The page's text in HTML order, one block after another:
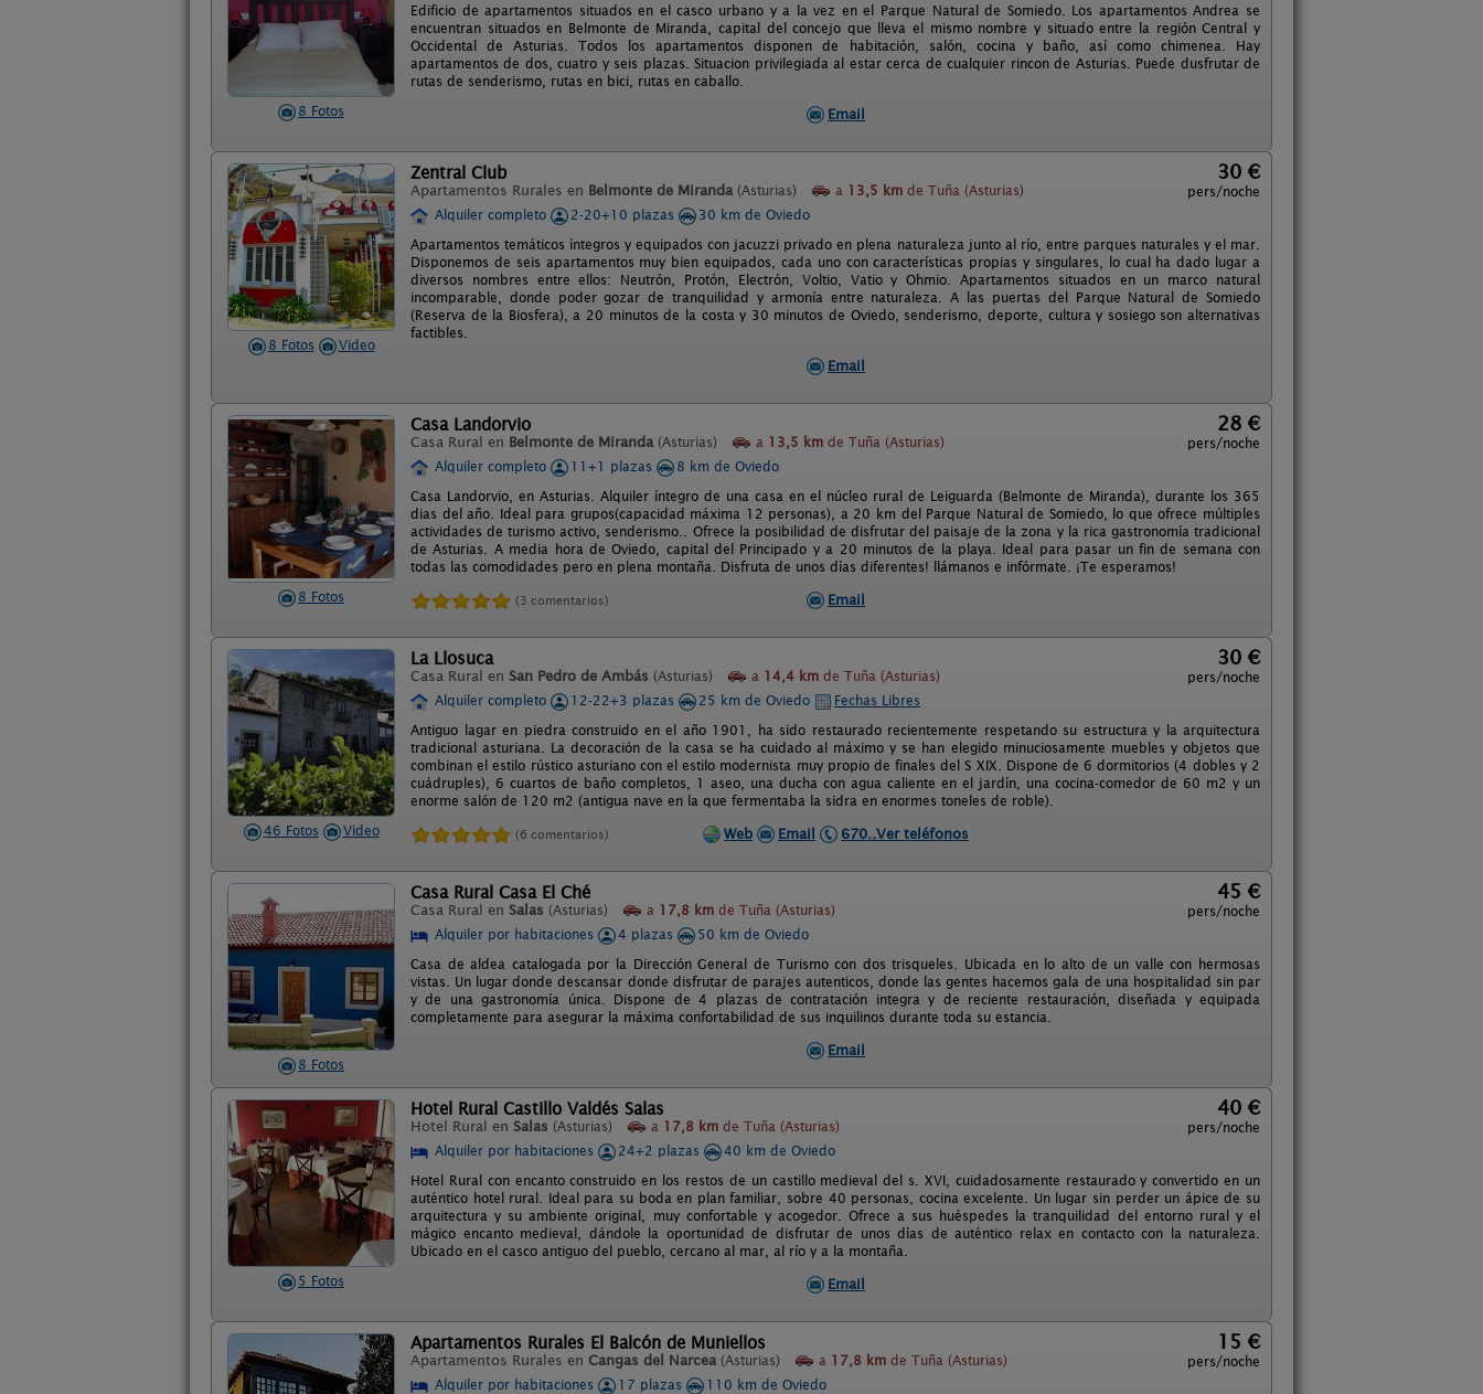
8 Fotos
Edificio de apartamentos situados en el casco urbano y a la vez en el Parque Natural de Somiedo. Los apartamentos Andrea se
encuentran situados en Belmonte de Miranda, capital del concejo que lleva el mismo nombre y situado entre la región Central y
Occidental de Asturias. Todos los apartamentos disponen de habitación, salón, cocina y baño, así como chimenea. Hay
apartamentos de dos, cuatro y seis plazas. Situacion privilegiada al estar cerca de cualquier rincon de Asturias. Puede dusfrutar de
rutas de senderismo, rutas en bici, rutas en caballo.
Email
8 Fotos Video
Zentral Club
Apartamentos Rurales en Belmonte de Miranda (Asturias) a 13,5 km de Tuña (Asturias)
30 €
pers/noche
Alquiler completo
2-20+10 plazas
30 km de Oviedo
Apartamentos temáticos íntegros y equipados con jacuzzi privado en plena naturaleza junto al río, entre parques naturales y el mar.
Disponemos de seis apartamentos muy bien equipados, cada uno con características propias y singulares, lo cual ha dado lugar a
diversos nombres entre ellos: Neutrón, Protón, Electrón, Voltio, Vatio y Ohmio. Apartamentos situados en un marco natural
incomparable, donde poder gozar de tranquilidad y armonía entre naturaleza. A las puertas del Parque Natural de Somiedo
(Reserva de la Biosfera), a 20 minutos de la costa y 30 minutos de Oviedo, senderismo, deporte, cultura y sosiego son alternativas
factibles.
Email
8 Fotos
Casa Landorvio
Casa Rural en Belmonte de Miranda (Asturias) a 13,5 km de Tuña (Asturias)
28 €
pers/noche
Alquiler completo
11+1 plazas
8 km de Oviedo
Casa Landorvio, en Asturias. Alquiler íntegro de una casa en el núcleo rural de Leiguarda (Belmonte de Miranda), durante los 365
dias del año. Ideal para grupos(capacidad máxima 12 personas), a 20 km del Parque Natural de Somiedo, lo que ofrece múltiples
actividades de turismo activo, senderismo.. Ofrece la posibilidad de disfrutar del paisaje de la zona y la rica gastronomía tradicional
de Asturias. A media hora de Oviedo, capital del Principado y a 20 minutos de la playa. Ideal para pasar un fin de semana con
todas las comodidades pero en plena montaña. Disfruta de unos días diferentes! llámanos e infórmate. ¡Te esperamos!
(3 comentarios) Email
46 Fotos Video
La Llosuca
Casa Rural en San Pedro de Ambás (Asturias) a 14,4 km de Tuña (Asturias)
30 €
pers/noche
Alquiler completo
12-22+3 plazas 25 km de Oviedo
Fechas Libres
Antiguo lagar en piedra construido en el año 1901, ha sido restaurado recientemente respetando su estructura y la arquitectura
tradicional asturiana. La decoración de la casa se ha cuidado al máximo y se han elegido minuciosamente muebles y objetos que
combinan el estilo rústico asturiano con el estilo modernista muy propio de finales del S XIX. Dispone de 6 dormitorios (4 dobles y 2
cuádruples), 6 cuartos de baño completos, 1 aseo, una ducha con agua caliente en el jardín, una cocina-comedor de 60 m2 y un
enorme salón de 120 m2 (antigua nave en la que fermentaba la sidra en enormes toneles de roble).
(6 comentarios) Web Email 670..Ver teléfonos
8 Fotos
Casa Rural Casa El Ché
Casa Rural en Salas (Asturias) a 17,8 km de Tuña (Asturias)
45 €
pers/noche
Alquiler por habitaciones
4 plazas
50 km de Oviedo
Casa de aldea catalogada por la Dirección General de Turismo con dos trisqueles. Ubicada en lo alto de un valle con hermosas
vistas. Un lugar donde descansar donde disfrutar de parajes autenticos, donde las gentes hacemos gala de una hospitalidad sin par
y de una gastronomía única. Dispone de 4 plazas de contratación integra y de reciente restauración, diseñada y equipada
completamente para asegurar la máxima confortabilidad de sus inquilinos durante toda su estancia.
Email
5 Fotos
Hotel Rural Castillo Valdés Salas
Hotel Rural en Salas (Asturias) a 17,8 km de Tuña (Asturias)
40 €
pers/noche
Alquiler por habitaciones
24+2 plazas
40 km de Oviedo
Hotel Rural con encanto construido en los restos de un castillo medieval del s. XVI, cuidadosamente restaurado y convertido en un
auténtico hotel rural. Ideal para su boda en plan familiar, sobre 40 personas, cocina excelente. Un lugar sin perder un ápice de su
arquitectura y su ambiente original, muy confortable y acogedor. Ofrece a sus huéspedes la tranquilidad del entorno rural y el
mágico encanto medieval, dándole la oportunidad de disfrutar de unos días de auténtico relax en contacto con la naturaleza.
Ubicado en el casco antiguo del pueblo, cercano al mar, al río y a la montaña.
Email
Apartamentos Rurales El Balcón de Muniellos
Apartamentos Rurales en Cangas del Narcea (Asturias) a 17,8 km de Tuña (Asturias)
15 €
pers/noche
Alquiler por habitaciones
17 plazas
110 km de Oviedo